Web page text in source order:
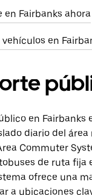
en Fairbanks ahora
en
en Fairbanks
diario del
Commuter
de ruta fija
ofrece una
a ubicaciones